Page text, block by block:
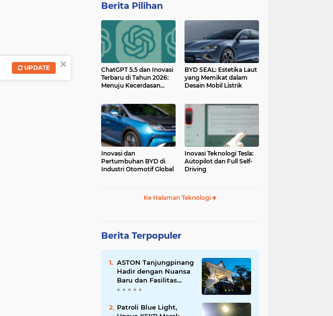
Berita Pilihan
ChatGPT 5.5 dan Inovasi
Terbaru di Tahun 2026:
Menuju Kecerdasan
BYD SEAL: Estetika Laut
yang Memikat dalam
Desain Mobil Listrik
Inovasi dan
Pertumbuhan BYD di
Industri Otomotif Global
Inovasi Teknologi Tesla:
Autopilot dan Full Self-
Driving
Ke Halaman Teknologi
Berita Terpopuler
ASTON Tanjungpinang
Hadir dengan Nuansa
Baru dan Fasilitas
Lengkap untuk
Patroli Blue Light,
×
UPDATE